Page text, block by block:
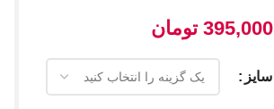
395,000 تومان
سایز